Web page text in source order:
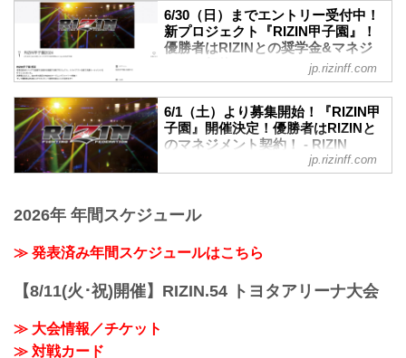
のスター選手発掘を目的としたプロジェ
クト「RIZIN甲子園」の第1回トライアウ
トが開催された。
加者が集まり、午前のプログラム終了後
に合格者50名が発表、合格者のみで午後
のプログラムが実施された。
RIZIN甲子園とは
「RIZIN甲子園」理念
RIZINのリングで活躍する選手を発掘する
んと、2024年大晦日のRIZINのオープニ
6/30（日）までエントリー受付中！
新プロジェクト『RIZIN甲子園』！
優勝者はRIZINとの奨学⾦&マネジ
メント契約！ - RIZIN FIGHTING
FEDERATION オフィシャルサイト
未来のスター選手発掘を目的とした新プ
ロジェクト『RIZIN甲子園』のエントリー
が、6月1日（土）12時よりスタート！
このプロジェクトでは15〜18歳の男性を
対象に、「本気でRIZINのリングに上がり
んな熱い気持ちを持った将来のスター選
手候補を大募集！
う方は、出場者募集ページ、募集条件等
リーしよう！
jp.rizinff.com
6/1（土）より募集開始！『RIZIN甲
子園』開催決定！優勝者はRIZINと
のマネジメント契約！ - RIZIN
FIGHTING FEDERATION オフィシ
ャルサイト
新プロジェクト『RIZIN甲子園』が始動！
RIZINのリングで活躍する選手を発掘する
勝トーナメントを行います。
決勝戦はなんと、2024年大晦日のRIZIN
jp.rizinff.com
2026年 年間スケジュール
≫ 発表済み年間スケジュールはこちら
【8/11(火･祝)開催】RIZIN.54 トヨタアリーナ大会
≫ 大会情報／チケット
≫ 対戦カード